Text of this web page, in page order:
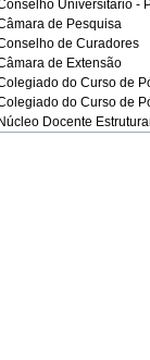
Universitario -
de Pesquisa
de Curadores
de Extensão
do Curso de
do Curso de
Núcleo Docente